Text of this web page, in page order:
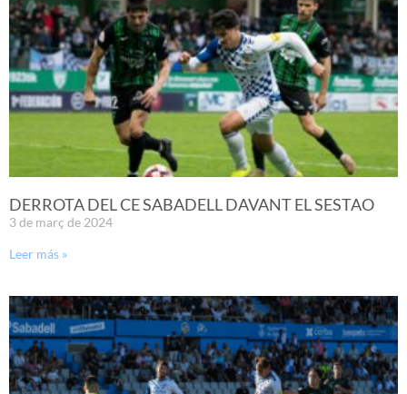
DERROTA DEL CE SABADELL DAVANT EL SESTAO
3 de març de 2024
Leer más »